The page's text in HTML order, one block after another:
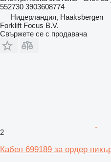
552730 3903608774
Нидерландия, Haaksbergen
Forklift Focus B.V.
Свържете се с продавача
2
Кабел 699189 за ордер